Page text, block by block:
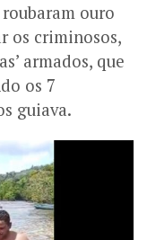
ouro
os criminosos,
armados, que
os 7
guiava.